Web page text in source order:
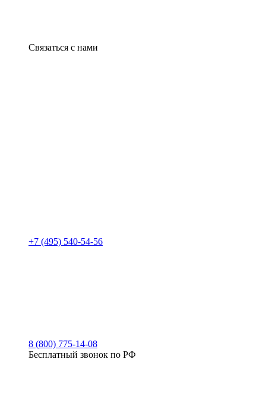
Связаться с нами
+7 (495) 540-54-56
8 (800) 775-14-08
Бесплатный звонок по РФ